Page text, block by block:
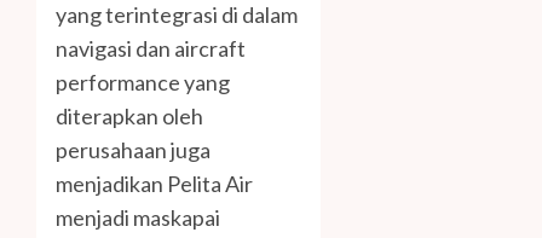
yang terintegrasi di dalam
navigasi dan aircraft
performance yang
diterapkan oleh
perusahaan juga
menjadikan Pelita Air
menjadi maskapai